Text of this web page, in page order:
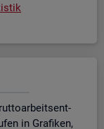
in Gra­fi­ken,